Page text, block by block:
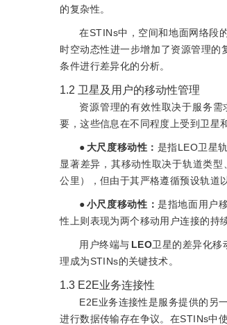
的复杂性。
在STINs中，空间和地面网络段
时空动态性进一步增加了资源管理
条件进行差异化的分析。
1.2 卫星及用户的移动性管理
资源管理的有效性取决于服务
要，这些信息在不同程度上受到卫星
● 大尺度移动性： 是指LEO卫星
显著差异，其移动性取决于轨道类
公里），但由于其严格遵循预设轨道
●小尺度移动性：是指地面用户
性上则表现为两个移动用户连接的持
用户终端与 LEO卫星的差异化移
理成为STINs的关键技术。
1.3 E2E业务连接性
E2E业务连接性是服务提供的另
进行数据传输存在争议。在STINs中